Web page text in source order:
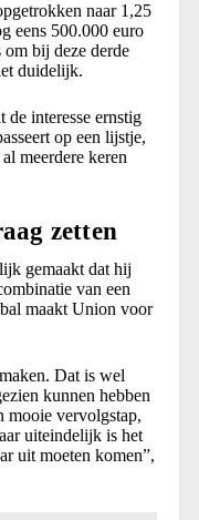
naar 1,25
eens 500.000 euro
bij deze derde
duidelijk.
interesse ernstig
op een lijstje,
meerdere keren
zetten
gemaakt dat hij
van een
maakt Union voor
Dat is wel
kunnen hebben
mooie vervolgstap,
uiteindelijk is het
uit moeten komen”,